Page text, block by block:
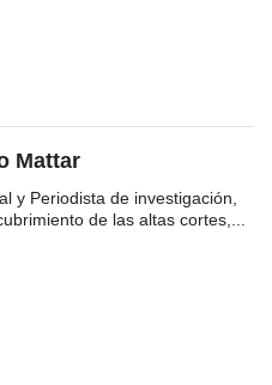
Mattar
y Periodista de investigación,
de las altas cortes,